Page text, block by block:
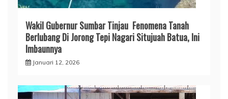
Wakil Gubernur Sumbar Tinjau Fenomena Tanah
Berlubang Di Jorong Tepi Nagari Situjuah Batua, Ini
Imbaunnya
Januari 12, 2026